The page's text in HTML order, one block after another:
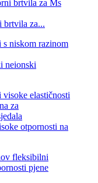
brtvila za...
neionski
otpornosti na